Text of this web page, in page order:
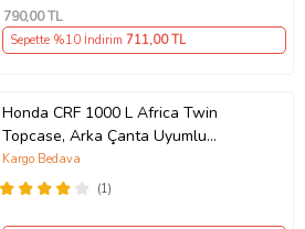
790,00 TL
Sepette %10 İndirim 711,00 TL
Honda CRF 1000 L Africa Twin
Topcase, Arka Çanta Uyumlu
Motosiklet Branda, Motor Örtüsü ,
Çadır
(1)
Kargo Bedava